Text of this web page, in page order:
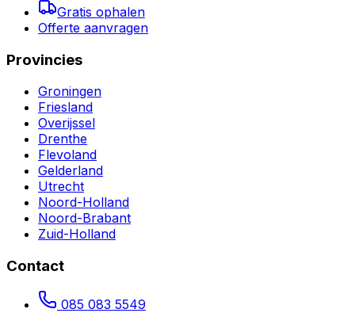
Gratis ophalen
Offerte aanvragen
Provincies
Groningen
Friesland
Overijssel
Drenthe
Flevoland
Gelderland
Utrecht
Noord-Holland
Noord-Brabant
Zuid-Holland
Contact
085 083 5549